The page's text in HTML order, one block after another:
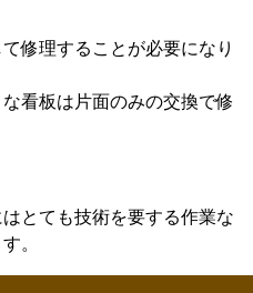
修理することが必要になり
看板は片面のみの交換で修
とても技術を要する作業な
。